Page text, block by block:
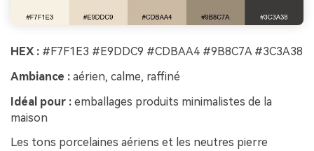
HEX : #F7F1E3 #E9DDC9 #CDBAA4 #9B8C7A #3C3A38
Ambiance : aérien, calme, raffiné
Idéal pour : emballages produits minimalistes de la
maison
Les tons porcelaines aériens et les neutres pierre